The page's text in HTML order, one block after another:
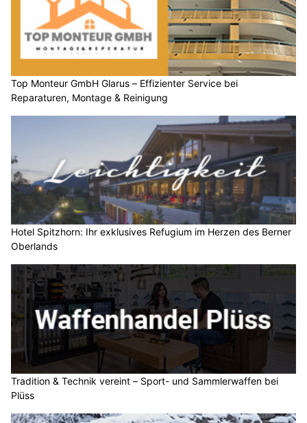
Top Monteur GmbH Glarus – Effizienter Service bei
Reparaturen, Montage & Reinigung
Hotel Spitzhorn: Ihr exklusives Refugium im Herzen des Berner
Oberlands
Tradition & Technik vereint – Sport- und Sammlerwaffen bei
Plüss